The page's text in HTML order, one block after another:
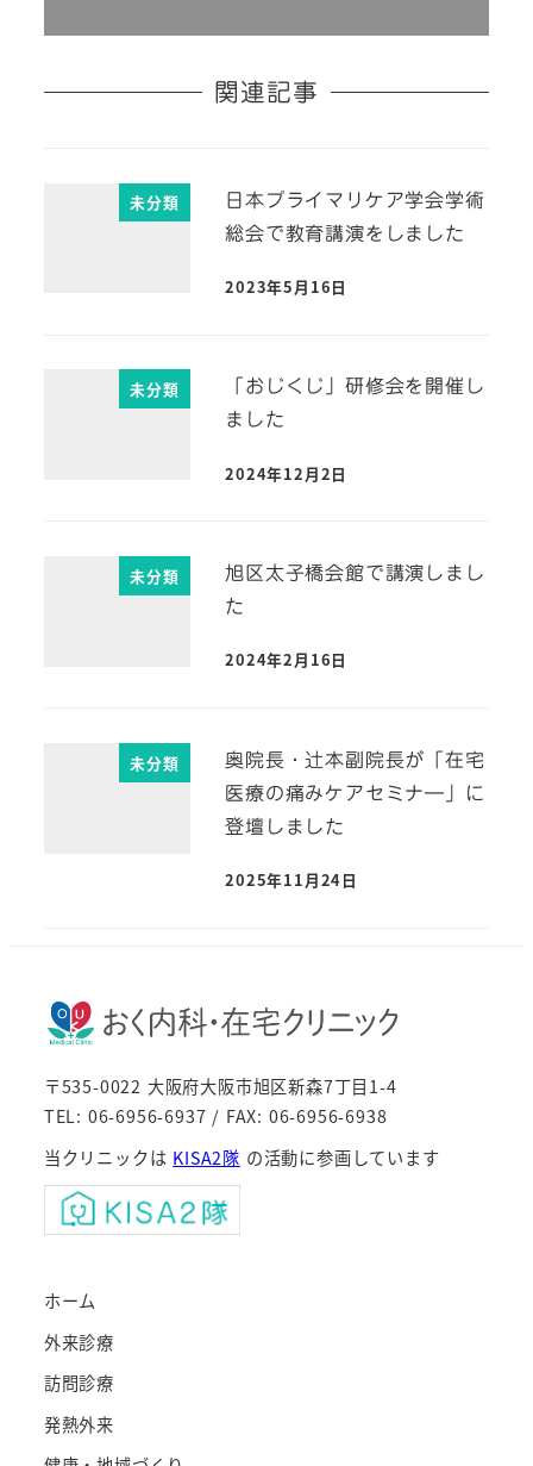
関連記事
未分類
日本プライマリケア学会学術
総会で教育講演をしました
2023年5月16日
未分類
「おじくじ」研修会を開催し
ました
2024年12月2日
未分類
旭区太子橋会館で講演しまし
た
2024年2月16日
未分類
奥院長・辻本副院長が「在宅
医療の痛みケアセミナ―」に
登壇しました
2025年11月24日
〒535-0022 大阪府大阪市旭区新森7丁目1-4
TEL: 06-6956-6937 / FAX: 06-6956-6938
当クリニックは KISA2隊 の活動に参画しています
ホーム
外来診療
訪問診療
発熱外来